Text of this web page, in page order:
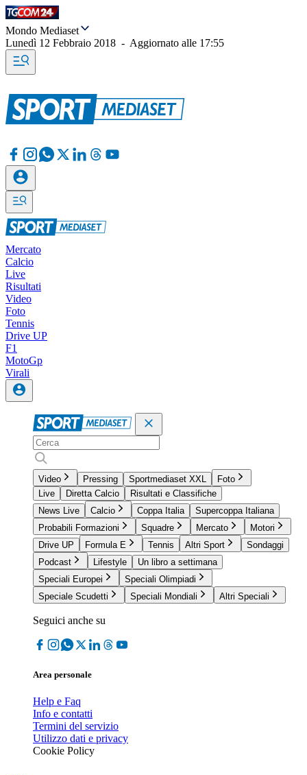
Mondo Mediaset
Lunedì 12 Febbraio 2018 - Aggiornato alle 17:55
Mercato
Calcio
Live
Risultati
Video
Foto
Tennis
Drive UP
F1
MotoGp
Virali
Video Pressing Sportmediaset XXL
Foto
Live
Diretta Calcio
Risultati e Classifiche
News Live
Calcio Coppa Italia
Supercoppa Italiana
Probabili Formazioni
Squadre Mercato
Motori
Drive UP
Formula E Tennis Altri Sport
Sondaggi
Podcast
Lifestyle
Un libro a settimana
Speciali Europei
Speciali Olimpiadi
Speciale Scudetti
Speciali Mondiali Altri Speciali
Seguici anche su
Area personale
Help e Faq
Info e contatti
Termini del servizio
Utilizzo dati e privacy
Cookie Policy